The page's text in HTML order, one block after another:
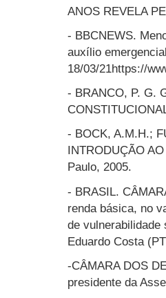
ANOS REVELA
- BBCNEWS.
auxílio
18/03/21https://
- BRANCO, P. G.
- BOCK, A.M.H.;
INTRODUÇÃO
Paulo, 2005.
- BRASIL.
renda básica, no
de vulnerabilidade
Eduardo Costa
-CÂMARA DOS
presidente da